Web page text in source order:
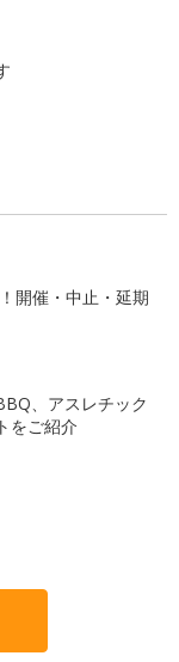
開催・中止・延期
、アスレチック
をご紹介